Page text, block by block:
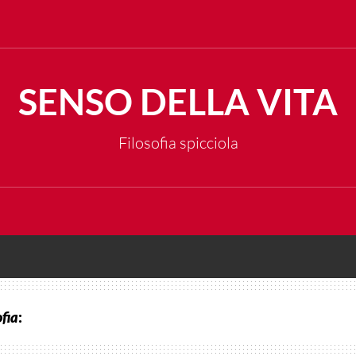
SENSO DELLA VITA
Filosofia spicciola
: